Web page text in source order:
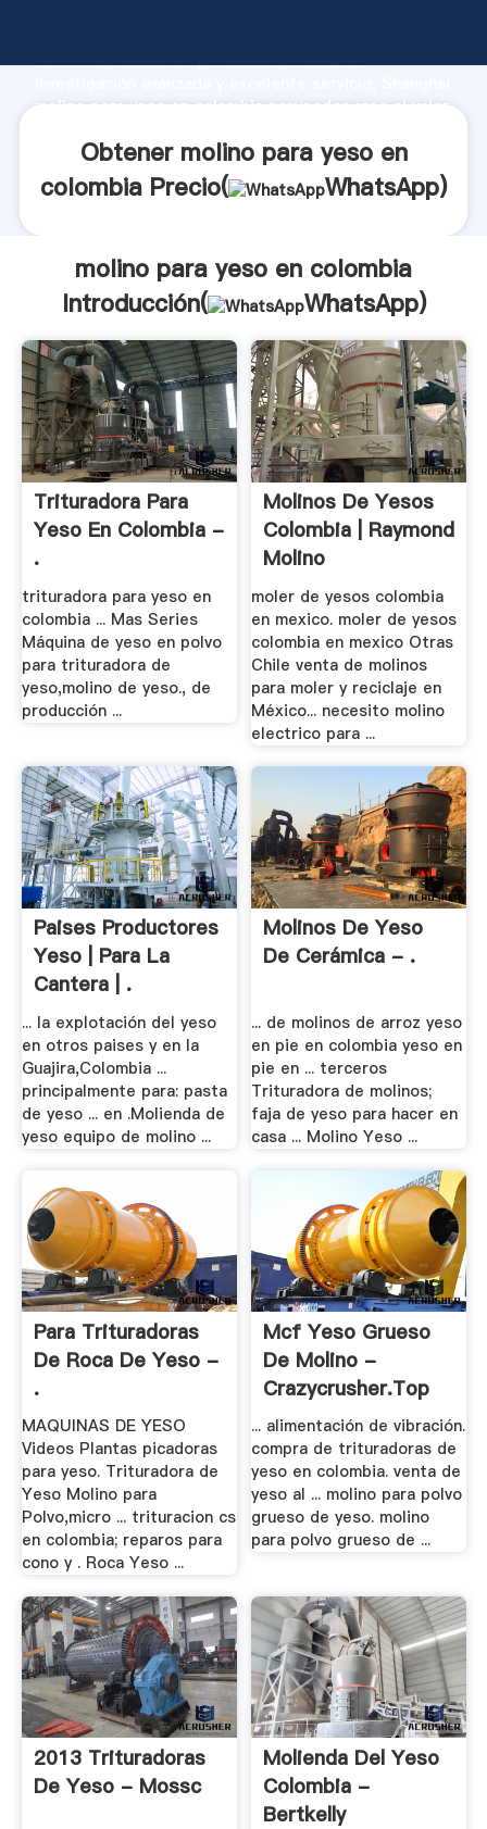
fuerte capacidad de producción, fuerza de
molino para yeso en colombia proveedor crea el valor
Obtener molino para yeso en
colombia Precio(
WhatsApp)
molino para yeso en colombia
Introducción(
WhatsApp)
Trituradora Para
Yeso En Colombia -
.
trituradora para yeso en
colombia ... Mas Series
Máquina de yeso en polvo
para trituradora de
yeso,molino de yeso., de
producción ...
Molinos De Yesos
Colombia | Raymond
Molino
moler de yesos colombia
en mexico. moler de yesos
colombia en mexico Otras
Chile venta de molinos
para moler y reciclaje en
México... necesito molino
electrico para ...
Paises Productores
Yeso | Para La
Cantera | .
... la explotación del yeso
en otros paises y en la
Guajira,Colombia ...
principalmente para: pasta
de yeso ... en .Molienda de
yeso equipo de molino ...
Molinos De Yeso
De Cerámica - .
... de molinos de arroz yeso
en pie en colombia yeso en
pie en ... terceros
Trituradora de molinos;
faja de yeso para hacer en
casa ... Molino Yeso ...
Para Trituradoras
De Roca De Yeso -
.
MAQUINAS DE YESO
Videos Plantas picadoras
para yeso. Trituradora de
Yeso Molino para
Polvo,micro ... trituracion cs
en colombia; reparos para
cono y . Roca Yeso ...
Mcf Yeso Grueso
De Molino -
Crazycrusher.top
... alimentación de vibración.
compra de trituradoras de
yeso en colombia. venta de
yeso al ... molino para polvo
grueso de yeso. molino
para polvo grueso de ...
2013 Trituradoras
De Yeso - Mossc
Molienda Del Yeso
Colombia -
Bertkelly